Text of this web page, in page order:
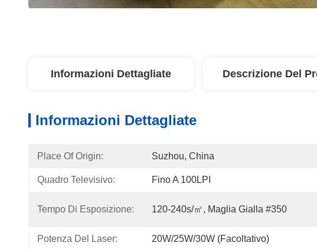
Informazioni Dettagliate Descrizione Del
Informazioni Dettagliate
Place Of Origin: Suzhou, China
Quadro Televisivo: Fino A 100LPI
Tempo Di Esposizione: 120-240s/㎡, Maglia Gialla #350
Potenza Del Laser: 20W/25W/30W (facoltativo)